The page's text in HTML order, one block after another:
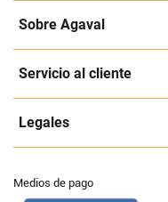
Sobre Agaval
Servicio al cliente
Legales
Medios de pago